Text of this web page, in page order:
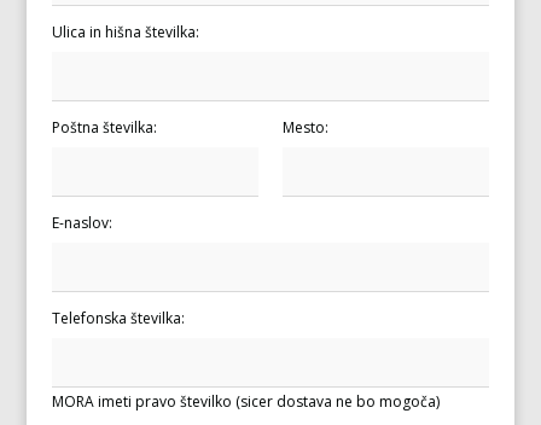
Ulica in hišna številka:
Poštna številka: Mesto:
E-naslov:
Telefonska številka:
MORA imeti pravo številko (sicer dostava ne bo mogoča)